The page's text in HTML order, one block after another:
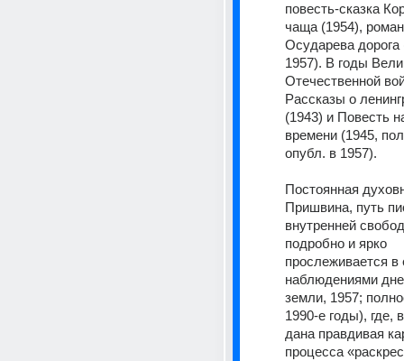
повесть-сказка
чаща (1954),
Осударева дорога
1957). В годы
Отечественной
Рассказы о
(1943) и Повесть
времени (1945,
опубл. в 1957).
Постоянная
Пришвина, путь
внутренней
подробно и ярко
прослеживается в
наблюдениями
земли, 1957;
1990-е годы), где,
дана правдивая
процесса